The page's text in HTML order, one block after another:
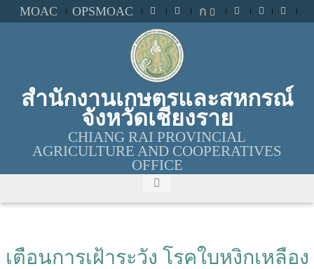
MOAC OPSMOAC ก
สำนักงานเกษตรและสหกรณ์
จังหวัดเชียงราย
CHIANG RAI PROVINCIAL
AGRICULTURE AND COOPERATIVES
OFFICE
เตือนการเฝ้าระวัง โรคใบหงิกเหลือง